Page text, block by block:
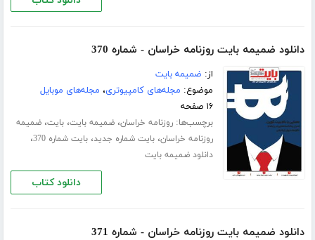
دانلود ضمیمه بایت روزنامه خراسان - شماره 370
از: ضمیمه بایت
موضوع: مجله‌های کامپیوتری، مجله‌های موبایل
۱۶ صفحه
برچسب‌ها:روزنامه خراسان،ضمیمه بایت،بایت،ضمیمه
روزنامه خراسان،بایت شماره جدید،بایت شماره 370 ،
دانلود ضمیمه بایت
دانلود کتاب
دانلود ضمیمه بایت روزنامه خراسان - شماره 371